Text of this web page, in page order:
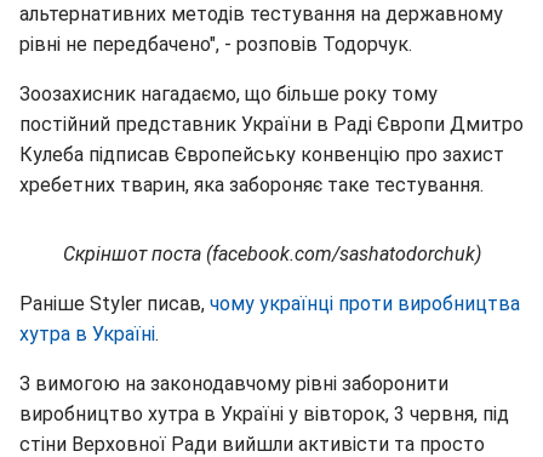
альтернативних методів тестування на державному
рівні не передбачено", - розповів Тодорчук.
Зоозахисник нагадаємо, що більше року тому
постійний представник України в Раді Європи Дмитро
Кулеба підписав Європейську конвенцію про захист
хребетних тварин, яка забороняє таке тестування.
Скріншот поста (facebook.com/sashatodorchuk)
Раніше Styler писав, чому українці проти виробництва
хутра в Україні.
З вимогою на законодавчому рівні заборонити
виробництво хутра в Україні у вівторок, 3 червня, під
стіни Верховної Ради вийшли активісти та просто